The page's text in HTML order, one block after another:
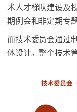
术人才梯队建设及
期例会和非定期专
而技术委员会通过
体设计。整个技术